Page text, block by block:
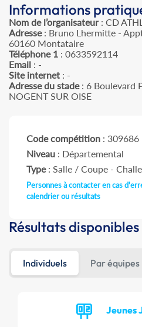
Informations
Nom de l’organisateur: CD
Adresse: Bruno Lhermitte -
60160 Montataire
Téléphone 1 : 0633592114
Email : -
Site internet : -
Adresse du stade: 6 Boulevard
NOGENT SUR OISE
Code compétition : 309686
Niveau : Départemental
Type: Salle / Coupe -
Personnes à contacter en cas
calendrier ou résultats
Résultats disponibles
Individuels Par équipes
Jeunes